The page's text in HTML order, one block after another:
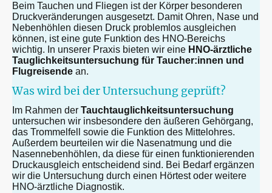
Beim Tauchen und Fliegen ist der Körper besonderen
Druckveränderungen ausgesetzt. Damit Ohren, Nase und
Nebenhöhlen diesen Druck problemlos ausgleichen
können, ist eine gute Funktion des HNO-Bereichs
wichtig. In unserer Praxis bieten wir eine HNO-ärztliche
Tauglichkeitsuntersuchung für Taucher:innen und
Flugreisende an.
Was wird bei der Untersuchung geprüft?
Im Rahmen der Tauchtauglichkeitsuntersuchung
untersuchen wir insbesondere den äußeren Gehörgang,
das Trommelfell sowie die Funktion des Mittelohres.
Außerdem beurteilen wir die Nasenatmung und die
Nasennebenhöhlen, da diese für einen funktionierenden
Druckausgleich entscheidend sind. Bei Bedarf ergänzen
wir die Untersuchung durch einen Hörtest oder weitere
HNO-ärztliche Diagnostik.